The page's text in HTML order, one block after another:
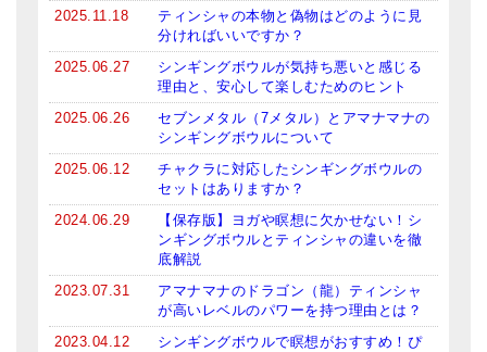
2025.11.18
ティンシャの本物と偽物はどのように見
分ければいいですか？
2025.06.27
シンギングボウルが気持ち悪いと感じる
理由と、安心して楽しむためのヒント
2025.06.26
セブンメタル（7メタル）とアマナマナの
シンギングボウルについて
2025.06.12
チャクラに対応したシンギングボウルの
セットはありますか？
2024.06.29
【保存版】ヨガや瞑想に欠かせない！シ
ンギングボウルとティンシャの違いを徹
底解説
2023.07.31
アマナマナのドラゴン（龍）ティンシャ
が高いレベルのパワーを持つ理由とは？
2023.04.12
シンギングボウルで瞑想がおすすめ！ぴ